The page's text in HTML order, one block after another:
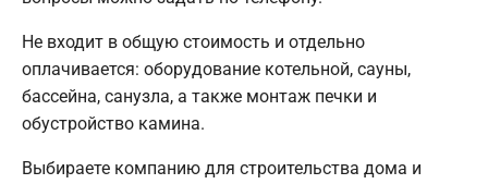
Не входит в общую стоимость и отдельно
оплачивается: оборудование котельной, сауны,
бассейна, санузла, а также монтаж печки и
обустройство камина.
Выбираете компанию для строительства дома и